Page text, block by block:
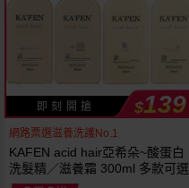
即 刻 開 搶 $139
網路票選滋養洗護No.1
KAFEN acid hair亞希朵~酸蛋白
洗髮精／滋養霜 300ml 多款可選